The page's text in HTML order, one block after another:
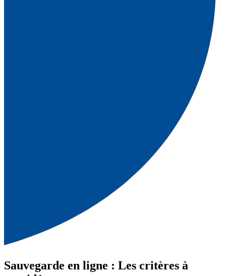
Sauvegarde en ligne : Les critères à